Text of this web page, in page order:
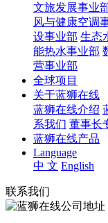
文旅发展事业
风与健康空调
设事业部 生态
能热水事业部
营事业部
全球项目
关于蓝狮在线
蓝狮在线介绍
系我们 董事长
蓝狮在线产品
Language
中 文 English
联系我们